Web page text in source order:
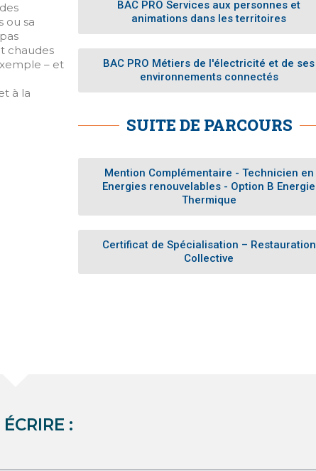
ou sa
chaudes
– et
à la
BAC PRO Services aux personnes et
animations dans les territoires
BAC PRO Métiers de l'électricité et de ses
environnements connectés
SUITE DE PARCOURS
Mention Complémentaire - Technicien en
Energies renouvelables - Option B Energie
Thermique
Certificat de Spécialisation – Restauration
Collective
: